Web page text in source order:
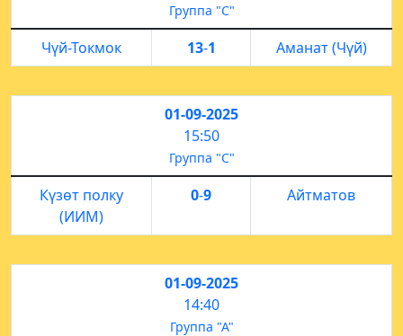
Группа "С"
Чүй-Токмок 13-1 Аманат (Чүй)
01-09-2025
15:50
Группа "С"
Күзөт полку
(ИИМ)
0-9 Айтматов
01-09-2025
14:40
Группа "А"